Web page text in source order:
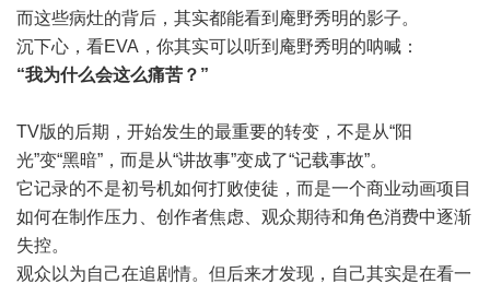
而这些病灶的背后，其实都能看到庵野秀明的影子。
沉下心，看EVA，你其实可以听到庵野秀明的呐喊：
“我为什么会这么痛苦？”
TV版的后期，开始发生的最重要的转变，不是从“阳
光”变“黑暗”，而是从“讲故事”变成了“记载事故”。
它记录的不是初号机如何打败使徒，而是一个商业动画项目
如何在制作压力、创作者焦虑、观众期待和角色消费中逐渐
失控。
观众以为自己在追剧情。但后来才发现，自己其实是在看一